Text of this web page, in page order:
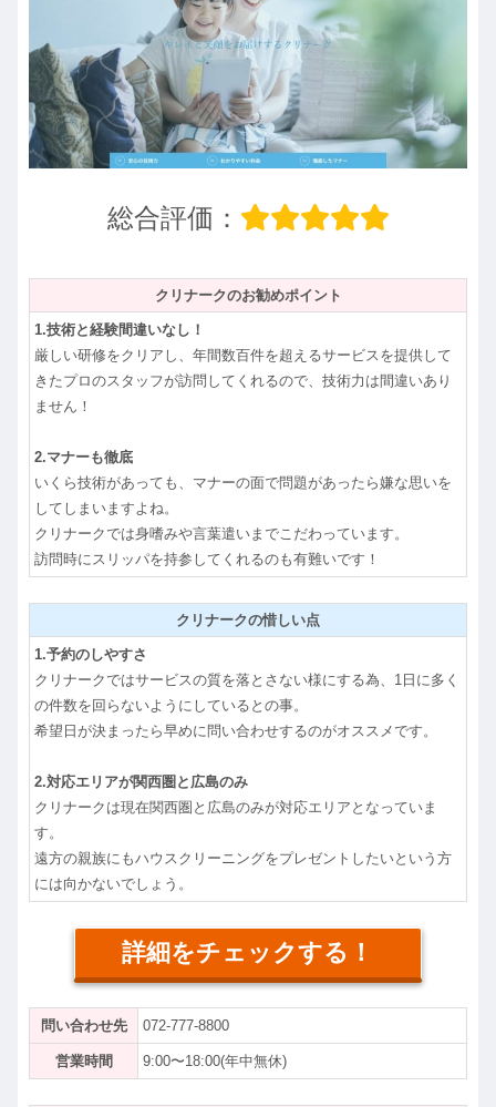
総合評価：
クリナークのお勧めポイント
1.技術と経験間違いなし！
厳しい研修をクリアし、年間数百件を超えるサービスを提供して
きたプロのスタッフが訪問してくれるので、技術力は間違いあり
ません！
2.マナーも徹底
いくら技術があっても、マナーの面で問題があったら嫌な思いを
してしまいますよね。
クリナークでは身嗜みや言葉遣いまでこだわっています。
訪問時にスリッパを持参してくれるのも有難いです！
クリナークの惜しい点
1.予約のしやすさ
クリナークではサービスの質を落とさない様にする為、1日に多く
の件数を回らないようにしているとの事。
希望日が決まったら早めに問い合わせするのがオススメです。
2.対応エリアが関西圏と広島のみ
クリナークは現在関西圏と広島のみが対応エリアとなっていま
す。
遠方の親族にもハウスクリーニングをプレゼントしたいという方
には向かないでしょう。
詳細をチェックする！
問い合わせ先 072-777-8800
営業時間 9:00〜18:00(年中無休)